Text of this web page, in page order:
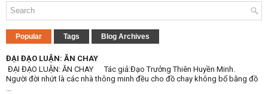
Popular Tags Blog Archives
ĐẠI ĐẠO LUẬN: ĂN CHAY
ĐẠI ĐẠO LUẬN: ĂN CHAY Tác giả:Đạo Trưởng Thiên Huyền Minh.
Người đời nhứt là các nhà thông minh đều cho đồ chay không bổ bằng đồ
...